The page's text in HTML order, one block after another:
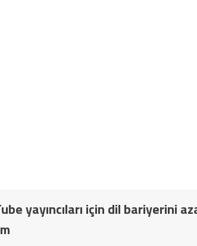
yayıncıları için dil bariyerini